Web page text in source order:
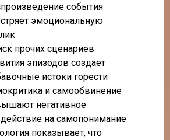
события
эмоциональную
прочих сценариев
эпизодов создает
истоки горести
и самообвинение
негативное
на самопонимание
показывает, что